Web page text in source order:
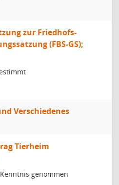
zur Friedhofs-
(FBS-GS);
Verschiedenes
Tierheim
genommen